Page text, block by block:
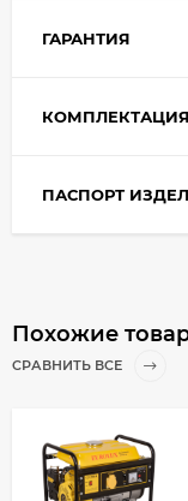
ГАРАНТИЯ
КОМПЛЕКТАЦИЯ
ПАСПОРТ
Похожие
СРАВНИТЬ ВСЕ